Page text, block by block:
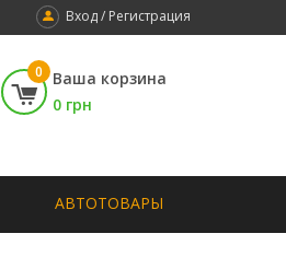
Вход / Регистрация
0
Ваша корзина
0 грн
АВТОТОВАРЫ